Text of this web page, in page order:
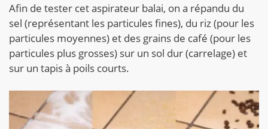
Afin de tester cet aspirateur balai, on a répandu du
sel (représentant les particules fines), du riz (pour les
particules moyennes) et des grains de café (pour les
particules plus grosses) sur un sol dur (carrelage) et
sur un tapis à poils courts.